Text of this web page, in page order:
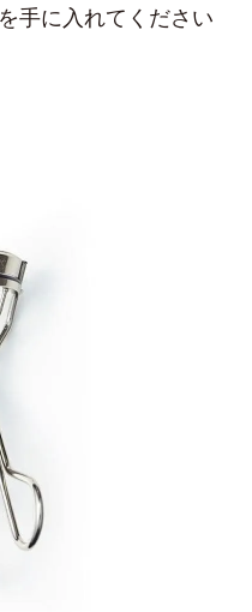
手に入れてください